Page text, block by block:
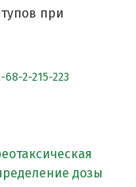
дозы
при
2-215-223